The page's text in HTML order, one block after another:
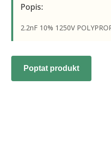
Popis:
2.2nF 10% 1250V
Poptat produkt